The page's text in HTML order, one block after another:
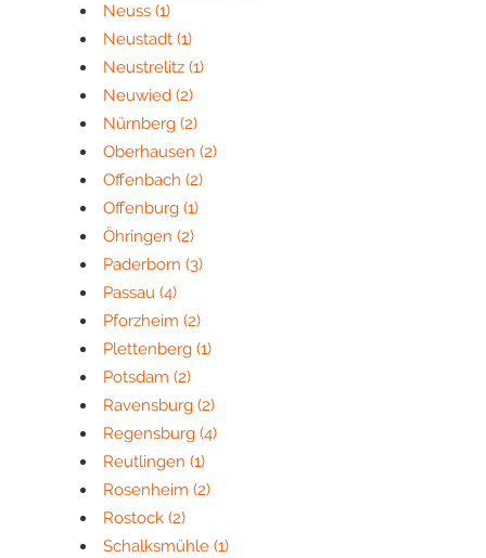
Neuss (1)
Neustadt (1)
Neustrelitz (1)
Neuwied (2)
Nürnberg (2)
Oberhausen (2)
Offenbach (2)
Offenburg (1)
Öhringen (2)
Paderborn (3)
Passau (4)
Pforzheim (2)
Plettenberg (1)
Potsdam (2)
Ravensburg (2)
Regensburg (4)
Reutlingen (1)
Rosenheim (2)
Rostock (2)
Schalksmühle (1)